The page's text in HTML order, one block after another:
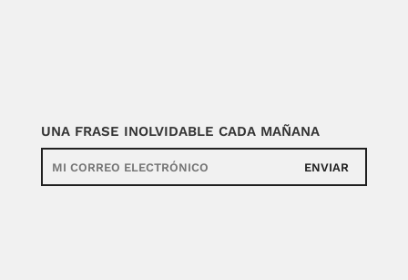
UNA FRASE INOLVIDABLE CADA MAÑANA
ENVIAR